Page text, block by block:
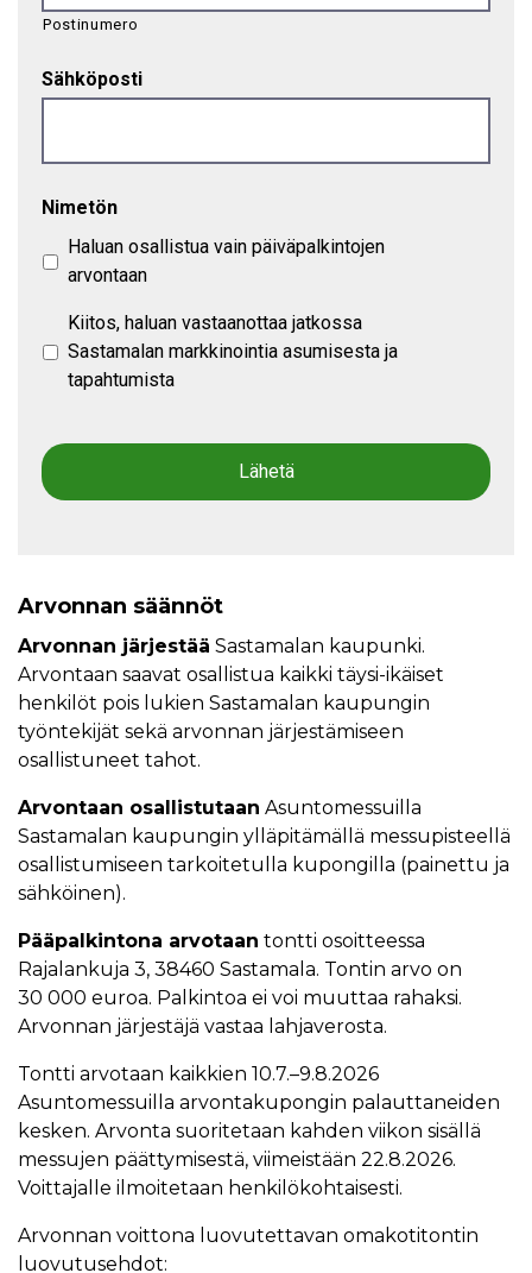
Postinumero
Sähköposti
Nimetön
Haluan osallistua vain päiväpalkintojen
arvontaan
Kiitos, haluan vastaanottaa jatkossa
Sastamalan markkinointia asumisesta ja
tapahtumista
Arvonnan säännöt
Arvonnan järjestää Sastamalan kaupunki.
Arvontaan saavat osallistua kaikki täysi-ikäiset
henkilöt pois lukien Sastamalan kaupungin
työntekijät sekä arvonnan järjestämiseen
osallistuneet tahot.
Arvontaan osallistutaan Asuntomessuilla
Sastamalan kaupungin ylläpitämällä messupisteellä
osallistumiseen tarkoitetulla kupongilla (painettu ja
sähköinen).
Pääpalkintona arvotaan tontti osoitteessa
Rajalankuja 3, 38460 Sastamala. Tontin arvo on
30 000 euroa. Palkintoa ei voi muuttaa rahaksi.
Arvonnan järjestäjä vastaa lahjaverosta.
Tontti arvotaan kaikkien 10.7.–9.8.2026
Asuntomessuilla arvontakupongin palauttaneiden
kesken. Arvonta suoritetaan kahden viikon sisällä
messujen päättymisestä, viimeistään 22.8.2026.
Voittajalle ilmoitetaan henkilökohtaisesti.
Arvonnan voittona luovutettavan omakotitontin
luovutusehdot: